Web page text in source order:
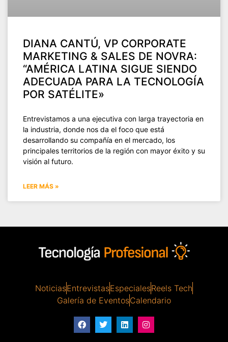
DIANA CANTÚ, VP CORPORATE
MARKETING & SALES DE NOVRA:
“AMÉRICA LATINA SIGUE SIENDO
ADECUADA PARA LA TECNOLOGÍA
POR SATÉLITE»
Entrevistamos a una ejecutiva con larga trayectoria en
la industria, donde nos da el foco que está
desarrollando su compañía en el mercado, los
principales territorios de la región con mayor éxito y su
visión al futuro.
LEER MÁS »
NoticiasEntrevistasEspecialesReels Tech
Galería de EventosCalendario